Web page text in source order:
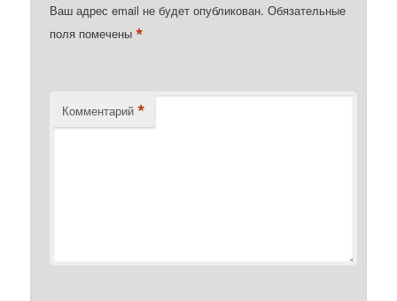
Ваш адрес email не будет опубликован. Обязательные
поля помечены*
Комментарий *